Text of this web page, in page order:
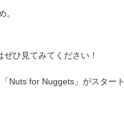
。
ひ見てみてください！
Nuts for Nuggets」がスタート